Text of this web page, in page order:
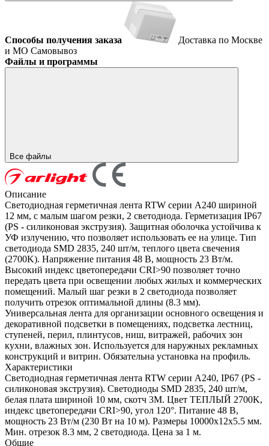
Способы получения заказа
Доставка по Москве
и МО Самовывоз
Файлы и программы
Все файлы
Описание
Светодиодная герметичная лента RTW серии A240 шириной
12 мм, с малым шагом резки, 2 светодиода. Герметизация IP67
(PS - силиконовая экструзия). Защитная оболочка устойчива к
УФ излучению, что позволяет использовать ее на улице. Тип
светодиода SMD 2835, 240 шт/м, теплого цвета свечения
(2700K). Напряжение питания 48 В, мощность 23 Вт/м.
Высокий индекс цветопередачи CRI>90 позволяет точно
передать цвета при освещении любых жилых и коммерческих
помещений. Малый шаг резки в 2 светодиода позволяет
получить отрезок оптимальной длины (8.3 мм).
Универсальная лента для организации основного освещения и
декоративной подсветки в помещениях, подсветка лестниц,
ступеней, перил, плинтусов, ниш, витражей, рабочих зон
кухни, влажных зон. Используется для наружных рекламных
конструкций и витрин. Обязательна установка на профиль.
Характеристики
Светодиодная герметичная лента RTW серии A240, IP67 (PS -
силиконовая экструзия). Светодиоды SMD 2835, 240 шт/м,
белая плата шириной 10 мм, скотч 3M. Цвет ТЕПЛЫЙ 2700K,
индекс цветопередачи CRI>90, угол 120°. Питание 48 В,
мощность 23 Вт/м (230 Вт на 10 м). Размеры 10000x12x5.5 мм.
Мин. отрезок 8.3 мм, 2 светодиода. Цена за 1 м.
Общие